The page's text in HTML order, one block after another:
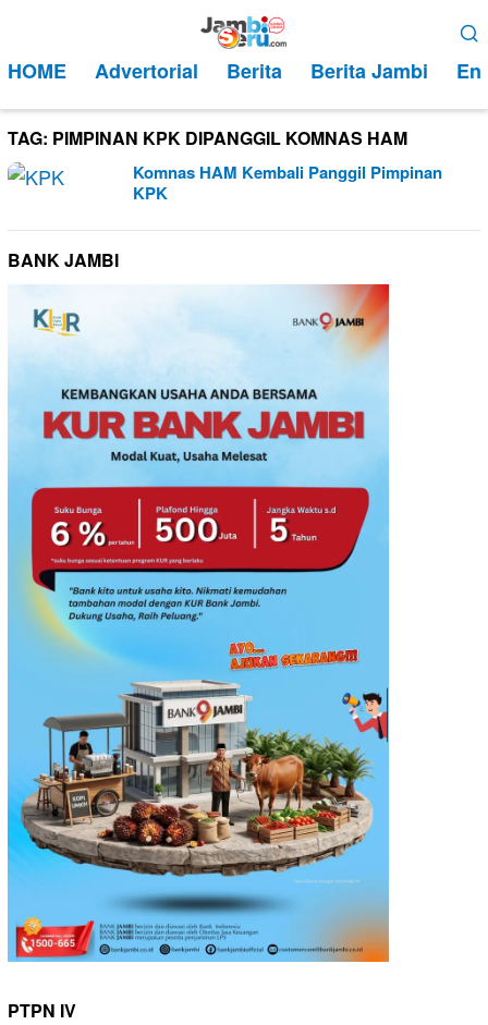
kontenMobile
HOME Advertorial Berita Berita Jambi
TAG: PIMPINAN KPK DIPANGGIL KOMNAS HAM
Komnas HAM Kembali Panggil Pimpinan
KPK
BANK JAMBI
PTPN IV